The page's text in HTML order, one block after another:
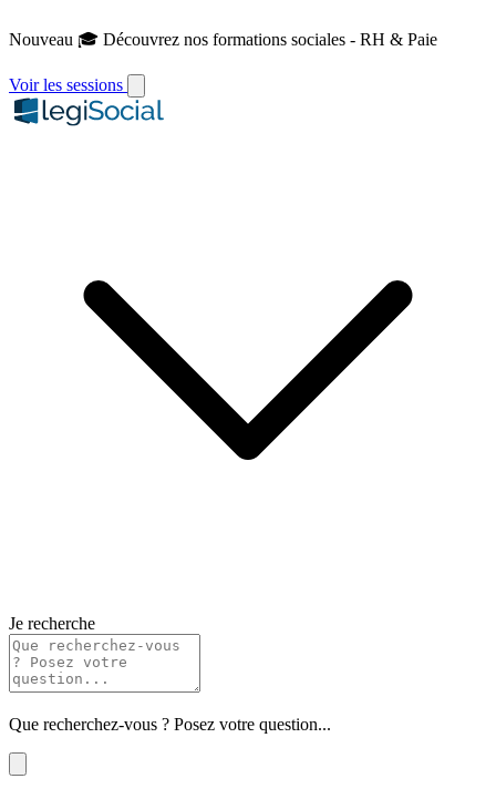
Nouveau 🎓 Découvrez nos formations sociales - RH & Paie
Voir les sessions
Je recherche
Que recherchez-vous ? Posez votre question...